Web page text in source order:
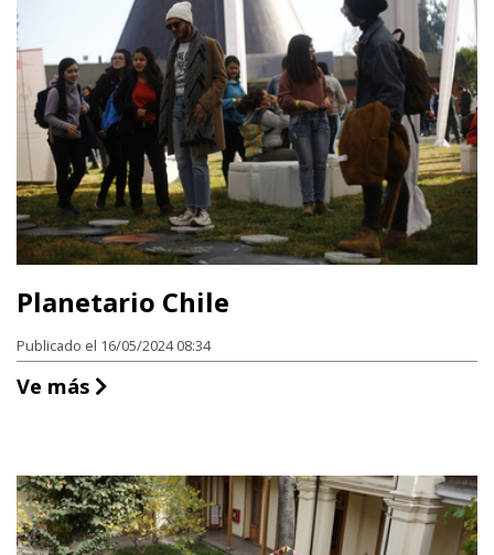
Planetario Chile
Publicado el 16/05/2024 08:34
Ve más Planetario Chile